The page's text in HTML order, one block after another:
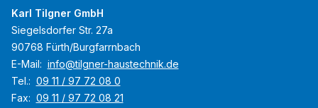
Karl Tilgner GmbH
Siegelsdorfer Str. 27a
90768 Fürth/Burgfarrnbach
E-Mail: info@tilgner-haustechnik.de
Tel.: 09 11 / 97 72 08 0
Fax: 09 11 / 97 72 08 21